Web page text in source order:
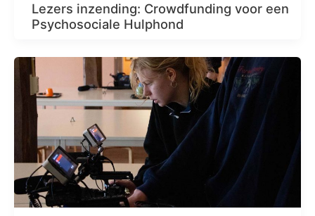
Lezers inzending: Crowdfunding voor een
Psychosociale Hulphond